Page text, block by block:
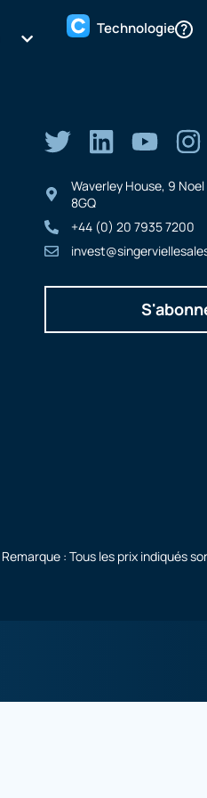
Technologie
Waverley House, 9
8GQ
+44 (0) 20 7935 7200
Remarque : Tous les prix indiqués